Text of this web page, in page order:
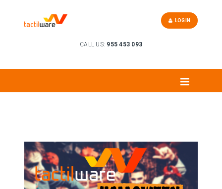
CALL US: 955 453 093
LOGIN